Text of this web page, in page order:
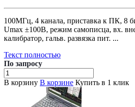
100МГц, 4 канала, приставка к ПК, 8
Umax ±100В, режим самописца, вх.
калибратор, гальв. развязка пит. ...
Текст полностью
По запросу
В корзину В корзине Купить в 1 клик